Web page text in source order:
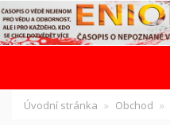
Úvodní stránka Obchod